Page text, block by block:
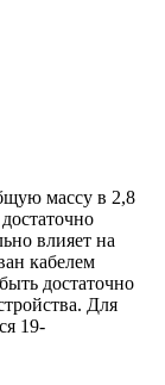
массу в 2,8
влияет на
кабелем
достаточно
Для
19-